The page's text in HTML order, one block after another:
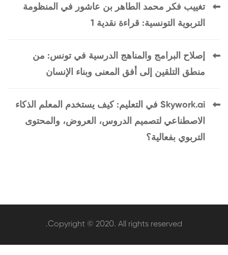
تغييب فكر محمد الطاهر بن عاشور في المنظومة
التربوية التونسية: قراءة نقدية 1
إصلاح البرامج والمناهج الدرسية في تونس: من
منطق التلقين إلى أفق المعنى وبناء الإنسان
Skywork.ai في التعليم: كيف يستخدم المعلم الذكاء
الاصطناعي لتصميم الدروس، العروض، والمحتوى
التربوي بفعالية؟
Copyright © 2020. All rights reserved.